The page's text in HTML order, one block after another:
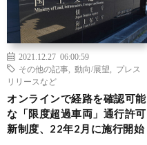
2021.12.27 06:00:59
その他の記事
動向/展望
プレス
リリースなど
オンラインで経路を確認可能
な「限度超過車両」通行許可
新制度、22年2月に施行開始